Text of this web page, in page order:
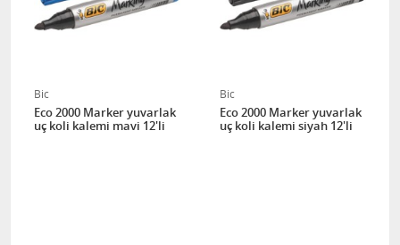
Bic
Eco 2000 Marker yuvarlak
uç koli kalemi mavi 12'li
Bic
Eco 2000 Marker yuvarlak
uç koli kalemi siyah 12'li